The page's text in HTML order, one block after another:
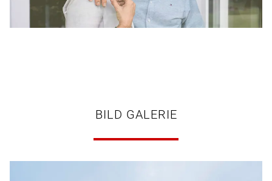
BILD GALERIE